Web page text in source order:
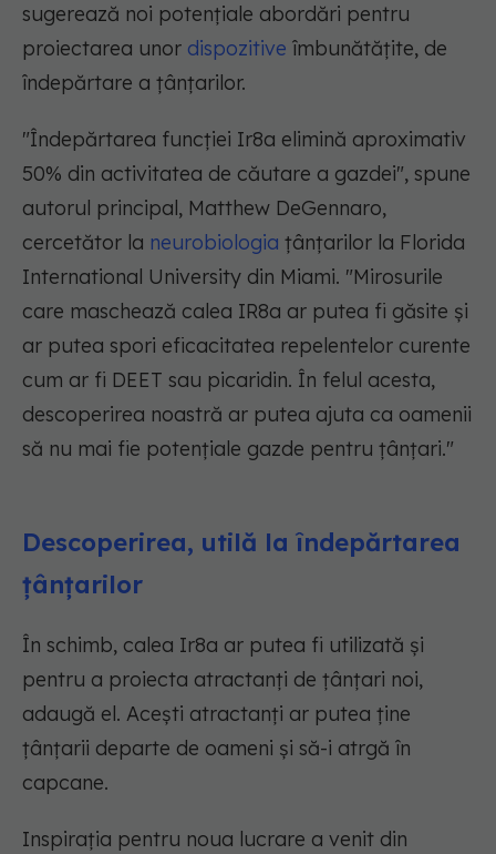
sugerează noi potențiale abordări pentru
proiectarea unor dispozitive îmbunătățite, de
îndepărtare a țânțarilor.
"Îndepărtarea funcției Ir8a elimină aproximativ
50% din activitatea de căutare a gazdei", spune
autorul principal, Matthew DeGennaro,
cercetător la neurobiologia țânțarilor la Florida
International University din Miami. "Mirosurile
care maschează calea IR8a ar putea fi găsite și
ar putea spori eficacitatea repelentelor curente
cum ar fi DEET sau picaridin. În felul acesta,
descoperirea noastră ar putea ajuta ca oamenii
să nu mai fie potențiale gazde pentru țânțari."
Descoperirea, utilă la îndepărtarea
țânțarilor
În schimb, calea Ir8a ar putea fi utilizată și
pentru a proiecta atractanți de țânțari noi,
adaugă el. Acești atractanți ar putea ține
țânțarii departe de oameni și să-i atrgă în
capcane.
Inspirația pentru noua lucrare a venit din